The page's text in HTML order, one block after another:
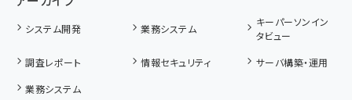
システム開発 業務システム
キーパーソンイン
タビュー
調査レポート
情報セキュリティ
サーバ構築・運用
業務システム